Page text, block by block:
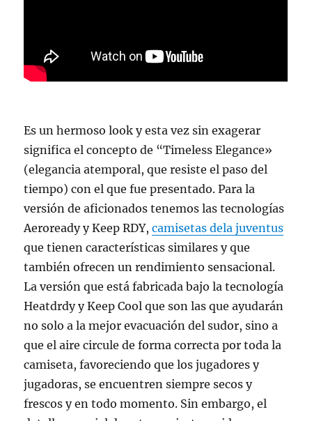
Es un hermoso look y esta vez sin exagerar
significa el concepto de “Timeless Elegance»
(elegancia atemporal, que resiste el paso del
tiempo) con el que fue presentado. Para la
versión de aficionados tenemos las tecnologías
Aeroready y Keep RDY,camisetas dela juventus
que tienen características similares y que
también ofrecen un rendimiento sensacional.
La versión que está fabricada bajo la tecnología
Heatdrdy y Keep Cool que son las que ayudarán
no solo a la mejor evacuación del sudor, sino a
que el aire circule de forma correcta por toda la
camiseta, favoreciendo que los jugadores y
jugadoras, se encuentren siempre secos y
frescos y en todo momento. Sin embargo, el